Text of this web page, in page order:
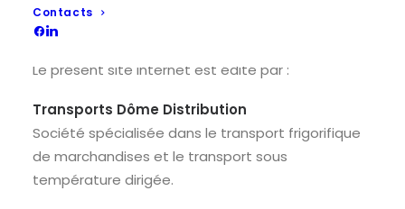
Contacts
1. Éditeur du site
Le présent site internet est édité par :
Transports Dôme Distribution
Société spécialisée dans le transport frigorifique
de marchandises et le transport sous
température dirigée.